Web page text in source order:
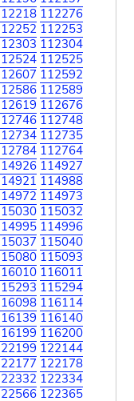
112276
112253
112304
112525
112592
112589
112676
112748
112735
112764
114927
114988
114973
115032
114996
115040
115093
116011
115294
116114
116140
116200
122144
122178
122334
122365